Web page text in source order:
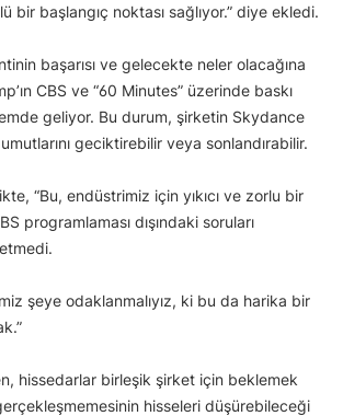
bir başlangıç noktası sağlıyor.” diye ekledi.
başarısı ve gelecekte neler olacağına
CBS ve “60 Minutes” üzerinde baskı
geliyor. Bu durum, şirketin Skydance
geciktirebilir veya sonlandırabilir.
“Bu, endüstrimiz için yıkıcı ve zorlu bir
programlaması dışındaki soruları
şeye odaklanmalıyız, ki bu da harika bir
hissedarlar birleşik şirket için beklemek
hisseleri düşürebileceği